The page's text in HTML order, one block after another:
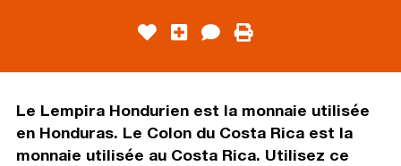
Le Lempira Hondurien est la monnaie utilisée
en Honduras. Le Colon du Costa Rica est la
monnaie utilisée au Costa Rica. Utilisez ce